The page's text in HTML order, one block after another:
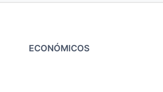
ECONÓMICOS